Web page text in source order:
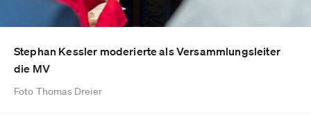
Stephan Kessler moderierte als Versammlungsleiter
die MV
Foto Thomas Dreier